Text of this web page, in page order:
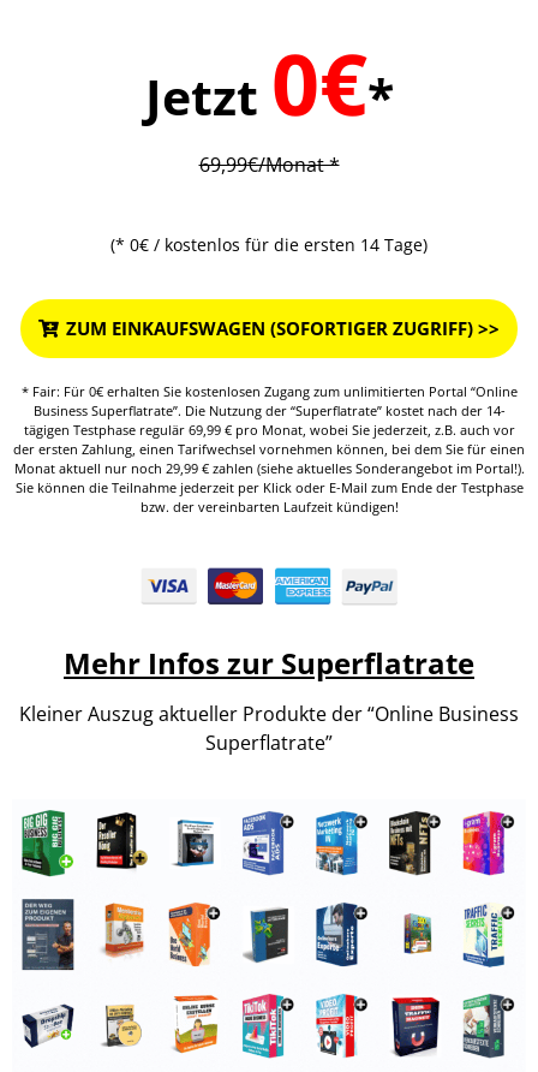
Jetzt 0€*
69,99€/Monat *
(* 0€ / kostenlos für die ersten 14 Tage)
ZUM EINKAUFSWAGEN (SOFORTIGER ZUGRIFF) >>
* Fair: Für 0€ erhalten Sie kostenlosen Zugang zum unlimitierten Portal “Online
Business Superflatrate”. Die Nutzung der “Superflatrate” kostet nach der 14-
tägigen Testphase regulär 69,99 € pro Monat, wobei Sie jederzeit, z.B. auch vor
der ersten Zahlung, einen Tarifwechsel vornehmen können, bei dem Sie für einen
Monat aktuell nur noch 29,99 € zahlen (siehe aktuelles Sonderangebot im Portal!).
Sie können die Teilnahme jederzeit per Klick oder E-Mail zum Ende der Testphase
bzw. der vereinbarten Laufzeit kündigen!
Mehr Infos zur Superflatrate
Kleiner Auszug aktueller Produkte der “Online Business
Superflatrate”